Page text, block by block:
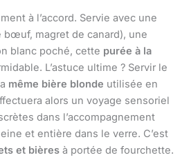
à l’accord. Servie avec une
magret de canard), une
blanc poché, cette purée à la
L’astuce ultime ? Servir le
même bière blonde utilisée en
alors un voyage sensoriel
dans l’accompagnement
et entière dans le verre. C’est
et bières à portée de fourchette.